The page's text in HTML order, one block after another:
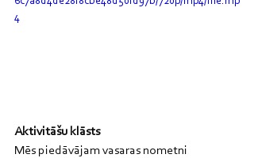
4
Aktivitāšu klāsts
Mēs piedāvājam vasaras nometni